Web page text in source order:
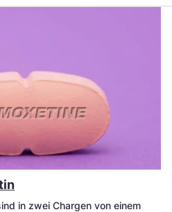
in zwei Chargen von einem